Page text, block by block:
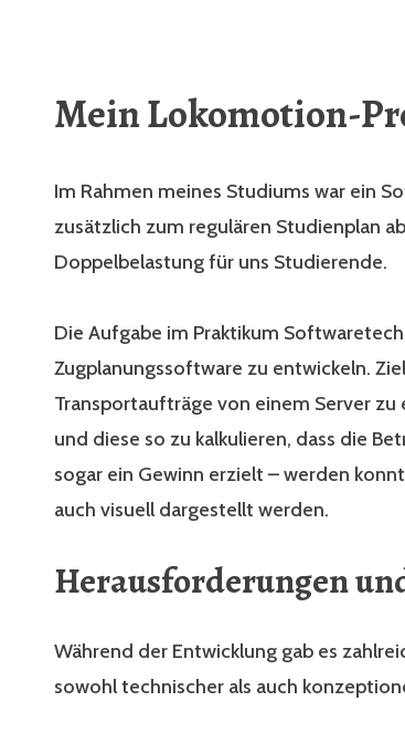
Mein Lokomotion-
Im Rahmen meines Studiums war ein
zusätzlich zum regulären Studienplan
Doppelbelastung für uns Studierende.
Die Aufgabe im Praktikum
Zugplanungssoftware zu entwickeln.
Transportaufträge von einem Server
und diese so zu kalkulieren, dass die
sogar ein Gewinn erzielt – werden
auch visuell dargestellt werden.
Herausforderungen
Während der Entwicklung gab es
sowohl technischer als auch